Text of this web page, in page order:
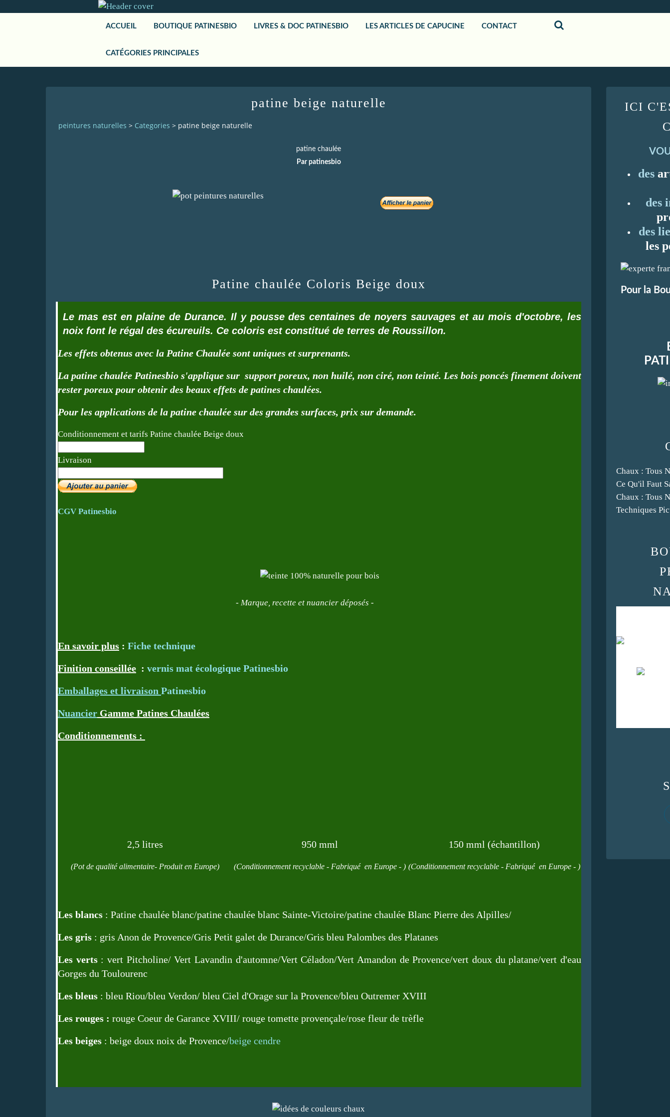
ACCUEIL BOUTIQUE PATINESBIO LIVRES & DOC PATINESBIO LES ARTICLES DE CAPUCINE CONTACT
CATÉGORIES PRINCIPALES
patine beige naturelle
peintures naturelles > Categories > patine beige naturelle
patine chaulée
Par patinesbio
Patine chaulée Coloris Beige doux
Le mas est en plaine de Durance. Il y pousse des centaines de noyers sauvages et au mois d'octobre, les
noix font le régal des écureuils. Ce coloris est constitué de terres de Roussillon.
Les effets obtenus avec la Patine Chaulée sont uniques et surprenants.
La patine chaulée Patinesbio s'applique sur support poreux, non huilé, non ciré, non teinté. Les bois poncés finement doivent
rester poreux pour obtenir des beaux effets de patines chaulées.
Pour les applications de la patine chaulée sur des grandes surfaces, prix sur demande.
Conditionnement et tarifs Patine chaulée Beige doux
Livraison
CGV Patinesbio
- Marque, recette et nuancier déposés -
En savoir plus : Fiche technique
Finition conseillée : vernis mat écologique Patinesbio
Emballages et livraison Patinesbio
Nuancier Gamme Patines Chaulées
Conditionnements :
2,5 litres
(Pot de qualité alimentaire- Produit en Europe)
950 mml
(Conditionnement recyclable - Fabriqué en Europe - )
150 mml (échantillon)
(Conditionnement recyclable - Fabriqué en Europe - )
Les blancs : Patine chaulée blanc/patine chaulée blanc Sainte-Victoire/patine chaulée Blanc Pierre des Alpilles/
Les gris : gris Anon de Provence/Gris Petit galet de Durance/Gris bleu Palombes des Platanes
Les verts :vert Pitcholine/Vert Lavandin d'automne/Vert Céladon/Vert Amandon de Provence/vert doux du platane/vert d'eau
Gorges du Toulourenc
Les bleus : bleu Riou/bleu Verdon/ bleu Ciel d'Orage sur la Provence/bleu Outremer XVIII
Les rouges : rouge Coeur de Garance XVIII/ rouge tomette provençale/rose fleur de trèfle
Les beiges : beige doux noix de Provence/beige cendre
Chaux : Tous
Ce Qu'il Faut
Chaux : Tous
Techniques
ICI
des
des
des
les
Pour la